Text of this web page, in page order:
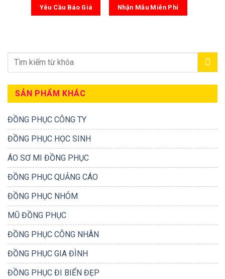
Yêu Cầu Báo Giá Nhận Mẫu Miễn Phí
SẢN PHẨM KHÁC
ĐỒNG PHỤC CÔNG TY
ĐỒNG PHỤC HỌC SINH
ÁO SƠ MI ĐỒNG PHỤC
ĐỒNG PHỤC QUẢNG CÁO
ĐỒNG PHỤC NHÓM
MŨ ĐỒNG PHỤC
ĐỒNG PHỤC CÔNG NHÂN
ĐỒNG PHỤC GIA ĐÌNH
ĐỒNG PHỤC ĐI BIỂN ĐẸP